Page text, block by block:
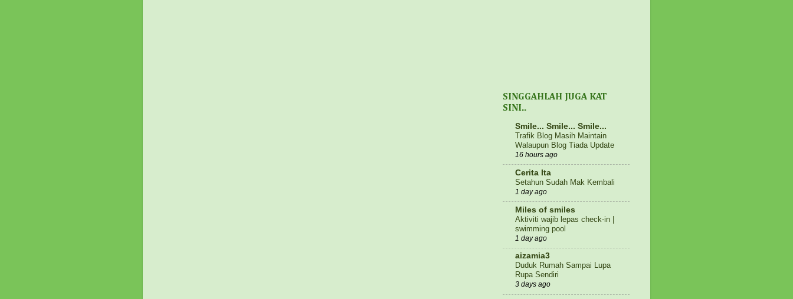
SINGGAHLAH JUGA KAT
SINI..
Smile... Smile... Smile...
Trafik Blog Masih Maintain
Walaupun Blog Tiada Update
16 hours ago
Cerita Ita
Setahun Sudah Mak Kembali
1 day ago
Miles of smiles
Aktiviti wajib lepas check-in |
swimming pool
1 day ago
aizamia3
Duduk Rumah Sampai Lupa
Rupa Sendiri
3 days ago